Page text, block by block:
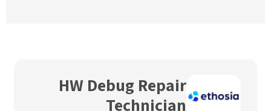
HW Debug Repair
Technician